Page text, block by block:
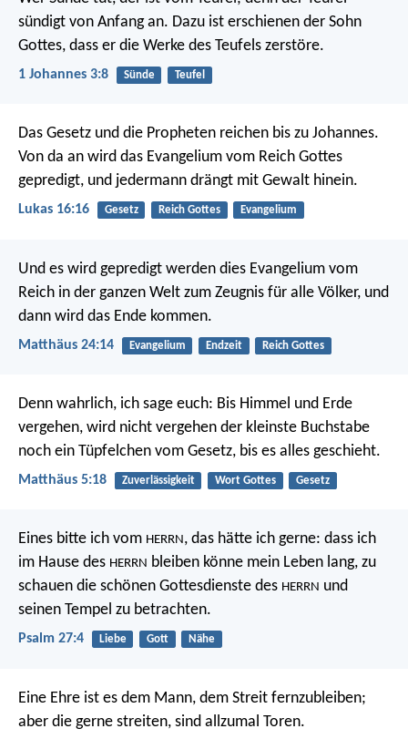
sündigt von Anfang an. Dazu ist erschienen der Sohn
Gottes, dass er die Werke des Teufels zerstöre.
1 Johannes 3:8 Sünde Teufel
Das Gesetz und die Propheten reichen bis zu Johannes.
Von da an wird das Evangelium vom Reich Gottes
gepredigt, und jedermann drängt mit Gewalt hinein.
Lukas 16:16 Gesetz Reich Gottes Evangelium
Und es wird gepredigt werden dies Evangelium vom
Reich in der ganzen Welt zum Zeugnis für alle Völker, und
dann wird das Ende kommen.
Matthäus 24:14 Evangelium Endzeit Reich Gottes
Denn wahrlich, ich sage euch: Bis Himmel und Erde
vergehen, wird nicht vergehen der kleinste Buchstabe
noch ein Tüpfelchen vom Gesetz, bis es alles geschieht.
Matthäus 5:18 Zuverlässigkeit Wort Gottes Gesetz
Eines bitte ich vom HERRN, das hätte ich gerne: dass ich
im Hause des HERRN bleiben könne mein Leben lang, zu
schauen die schönen Gottesdienste des HERRN und
seinen Tempel zu betrachten.
Psalm 27:4 Liebe Gott Nähe
Eine Ehre ist es dem Mann, dem Streit fernzubleiben;
aber die gerne streiten, sind allzumal Toren.